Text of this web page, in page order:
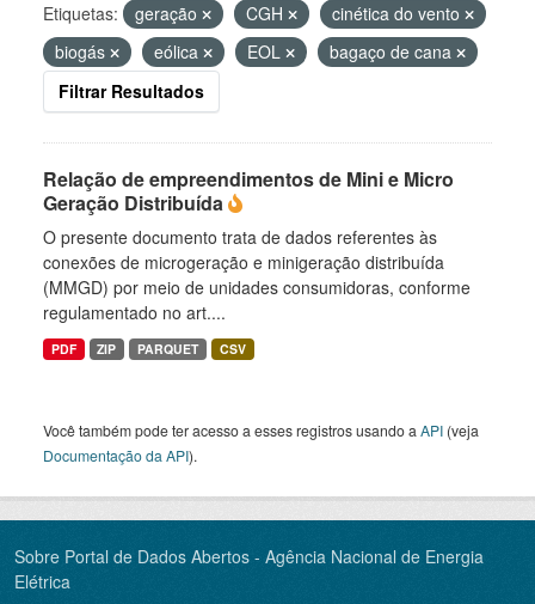
Etiquetas: geração CGH
cinética do vento
biogás
eólica EOL
bagaço de cana
Filtrar Resultados
Relação de empreendimentos de Mini e Micro
Geração Distribuída
O presente documento trata de dados referentes às
conexões de microgeração e minigeração distribuída
(MMGD) por meio de unidades consumidoras, conforme
regulamentado no art....
PDF ZIP PARQUET CSV
Você também pode ter acesso a esses registros usando a API (veja
Documentação da API).
Sobre Portal de Dados Abertos - Agência Nacional de Energia
Elétrica